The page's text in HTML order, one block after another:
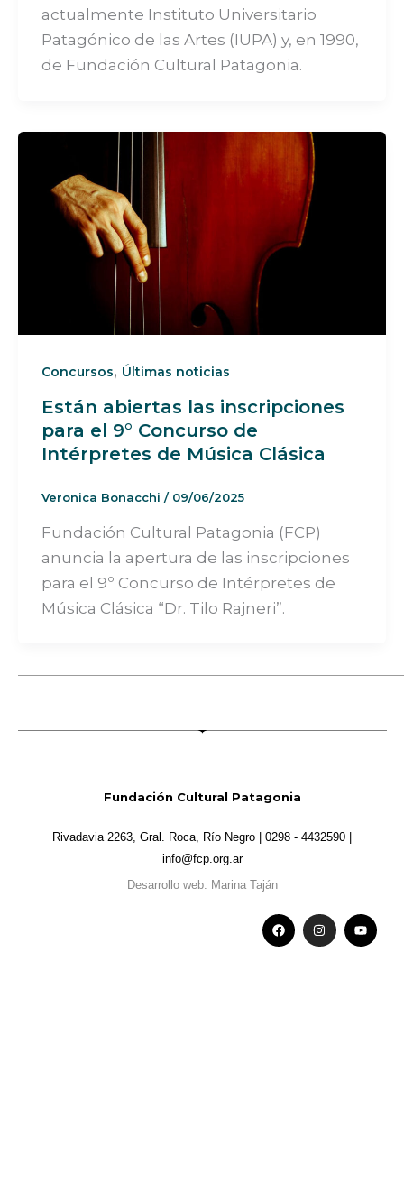
actualmente Instituto Universitario
Patagónico de las Artes (IUPA) y, en 1990,
de Fundación Cultural Patagonia.
Concursos, Últimas noticias
Están abiertas las inscripciones
para el 9° Concurso de
Intérpretes de Música Clásica
Veronica Bonacchi / 09/06/2025
Fundación Cultural Patagonia (FCP)
anuncia la apertura de las inscripciones
para el 9º Concurso de Intérpretes de
Música Clásica “Dr. Tilo Rajneri”.
Fundación Cultural Patagonia
Rivadavia 2263, Gral. Roca, Río Negro | 0298 - 4432590 |
info@fcp.org.ar
Desarrollo web: Marina Taján
F
a
c
I
n
s
Y
o
u